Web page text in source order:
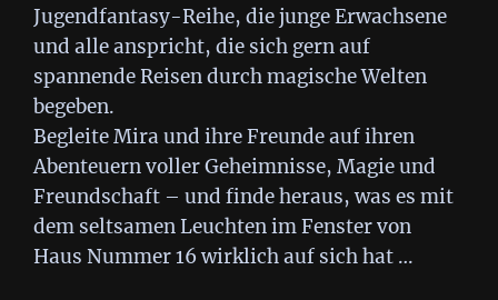
Jugendfantasy-Reihe, die junge Erwachsene
und alle anspricht, die sich gern auf
spannende Reisen durch magische Welten
begeben.
Begleite Mira und ihre Freunde auf ihren
Abenteuern voller Geheimnisse, Magie und
Freundschaft – und finde heraus, was es mit
dem seltsamen Leuchten im Fenster von
Haus Nummer 16 wirklich auf sich hat …